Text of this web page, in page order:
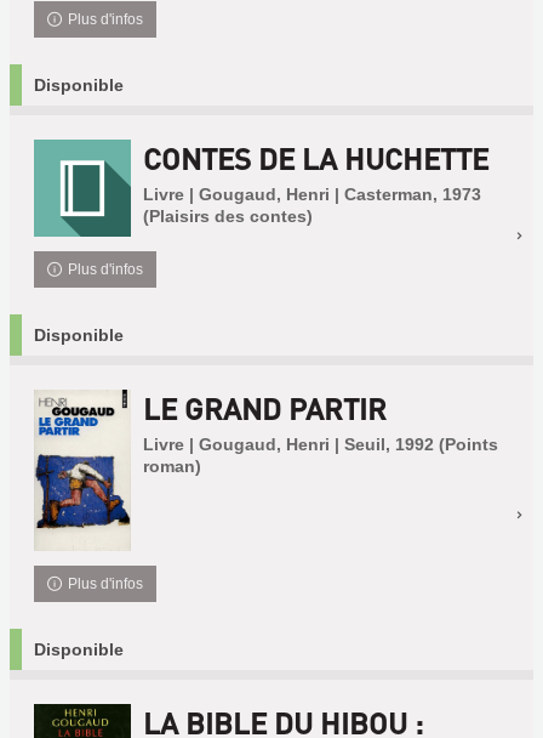
Plus d'infos
Disponible
CONTES DE LA HUCHETTE
Livre | Gougaud, Henri | Casterman, 1973
(Plaisirs des contes)
Plus d'infos
Disponible
LE GRAND PARTIR
Livre | Gougaud, Henri | Seuil, 1992 (Points
roman)
Plus d'infos
Disponible
LA BIBLE DU HIBOU :